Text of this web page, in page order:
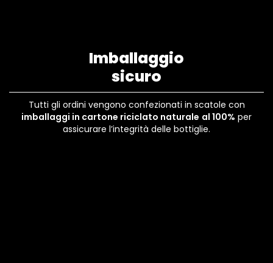
Imballaggio
sicuro
Tutti gli ordini vengono confezionati in scatole con
imballaggi in cartone riciclato naturale al 100% per
assicurare l’integrità delle bottiglie.